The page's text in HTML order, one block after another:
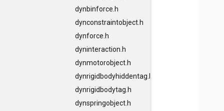
dynbinforce.h
dynconstraintobject.h
dynforce.h
dyninteraction.h
dynmotorobject.h
dynrigidbodyhiddentag.h
dynrigidbodytag.h
dynspringobject.h